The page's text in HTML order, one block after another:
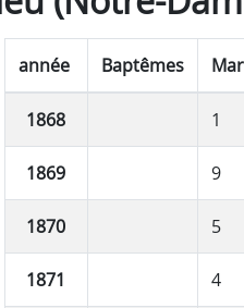
année Baptêmes
1868 1
1869 9
1870 5
1871 4